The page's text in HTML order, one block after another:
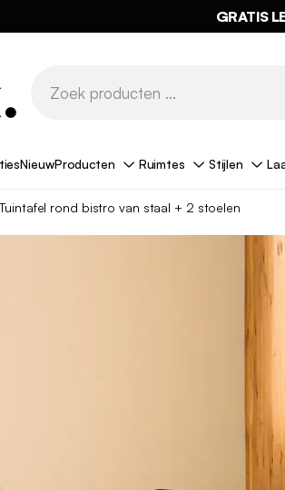
GRATIS
NieuwProducten Ruimtes Stijlen
Tuintafel rond bistro van staal + 2 stoelen